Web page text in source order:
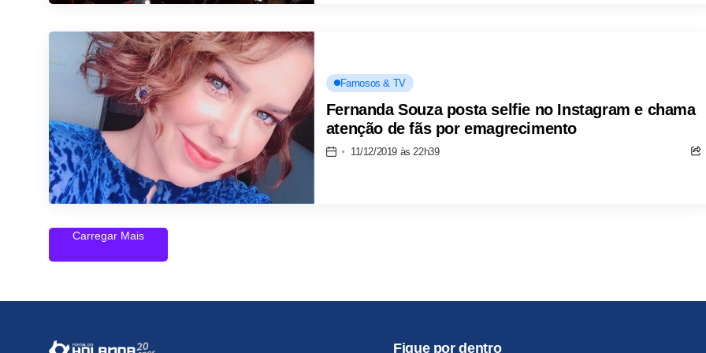
Famosos & TV
Fernanda Souza posta selfie no Instagram e chama
atenção de fãs por emagrecimento
11/12/2019 às 22h39
Carregar Mais
Fique por dentro